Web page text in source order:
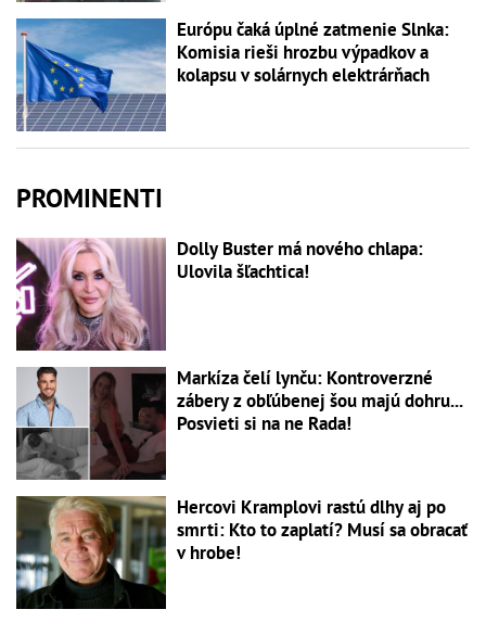
Európu čaká úplné zatmenie Slnka:
Komisia rieši hrozbu výpadkov a
kolapsu v solárnych elektrárňach
PROMINENTI
Dolly Buster má nového chlapa:
Ulovila šľachtica!
Markíza čelí lynču: Kontroverzné
zábery z obľúbenej šou majú dohru...
Posvieti si na ne Rada!
Hercovi Kramplovi rastú dlhy aj po
smrti: Kto to zaplatí? Musí sa obracať
v hrobe!